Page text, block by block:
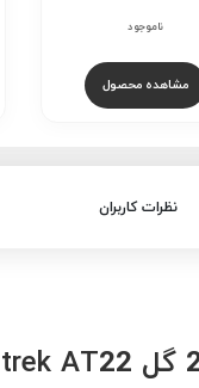
ناموجود
مشاهده محصول
نظرات کاربران